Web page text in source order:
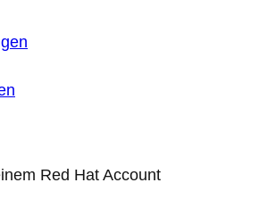
Red Hat Account